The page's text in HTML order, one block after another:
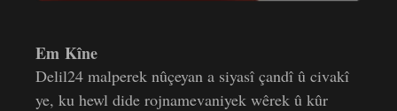
Em Kîne
Delil24 malperek nûçeyan a siyasî çandî û civakî
ye, ku hewl dide rojnamevaniyek wêrek û kûr